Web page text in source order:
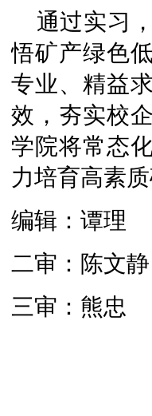
通过实习
悟矿产绿色
专业、精益
效，夯实校
学院将常态
力培育高素
编辑：谭理
二审：陈文静
三审：熊忠